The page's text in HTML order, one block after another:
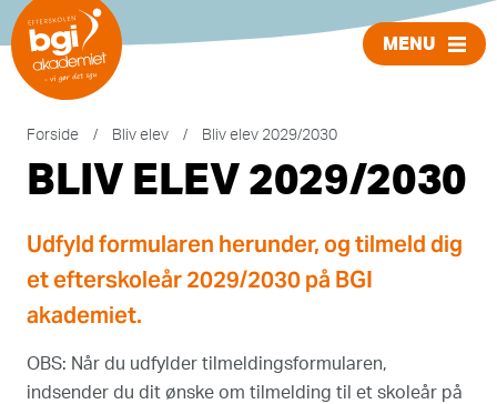
MENU
LUK
Forside / Bliv elev / Bliv elev 2029/2030
BLIV ELEV 2029/2030
Udfyld formularen herunder, og tilmeld dig
et efterskoleår 2029/2030 på BGI
akademiet.
OBS: Når du udfylder tilmeldingsformularen,
indsender du dit ønske om tilmelding til et skoleår på